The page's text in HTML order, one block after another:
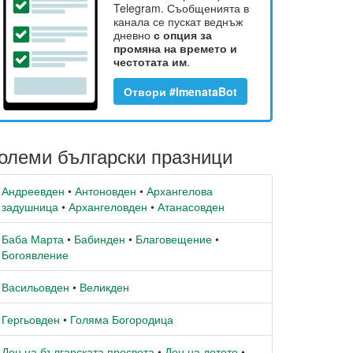
Telegram. Съобщенията в
канала се пускат веднъж
дневно с опция за
промяна на времето и
честотата им.
Отвори #ImenataBot
български празници
Андреевден • Антоновден • Архангелова
задушница • Архангеловден • Атанасовден
Баба Марта • Бабинден • Благовещение •
Богоявление
Васильовден • Великден
Гергьовден • Голяма Богородица